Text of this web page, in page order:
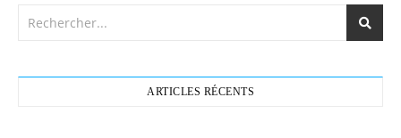
ARTICLES RÉCENTS